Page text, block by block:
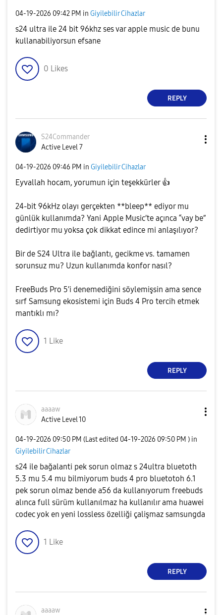
‎04-19-2026 09:42 PM in Giyilebilir Cihazlar
s24 ultra ile 24 bit 96khz ses var apple music de bunu
kullanabiliyorsun efsane
0 Likes
REPLY
S24Commander
Active Level 7
‎04-19-2026 09:46 PM in Giyilebilir Cihazlar
Eyvallah hocam, yorumun için teşekkürler 👍
24-bit 96kHz olayı gerçekten **bleep** ediyor mu
günlük kullanımda? Yani Apple Music’te açınca “vay be”
dedirtiyor mu yoksa çok dikkat edince mi anlaşılıyor?
Bir de S24 Ultra ile bağlantı, gecikme vs. tamamen
sorunsuz mu? Uzun kullanımda konfor nasıl?
FreeBuds Pro 5’i denemediğini söylemişsin ama sence
sırf Samsung ekosistemi için Buds 4 Pro tercih etmek
mantıklı mı?
1 Like
REPLY
aaaaw
Active Level 10
‎04-19-2026 09:50 PM (Last edited ‎04-19-2026 09:50 PM ) in
Giyilebilir Cihazlar
s24 ile bağalanti pek sorun olmaz s 24ultra bluetoth
5.3 mu 5.4 mu bilmiyorum buds 4 pro bluetotoh 6.1
pek sorun olmaz bende a56 da kullanıyorum freebuds
alınca full sürüm kullanılmaz ha kullanılır ama huawei
codec yok en yeni lossless özelliği çalişmaz samsungda
1 Like
REPLY
aaaaw